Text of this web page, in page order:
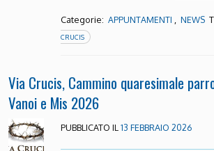
Categorie: APPUNTAMENTI , NEWS
CRUCIS
Via Crucis, Cammino quaresimale
Vanoi e Mis 2026
PUBBLICATO IL13 FEBBRAIO 2026